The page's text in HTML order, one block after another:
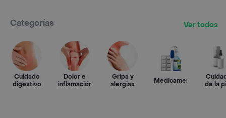
Categorías Ver todos
Cuidado
digestivo
Dolor e
inflamación
Gripa y
alergias
Medicamentos
de la